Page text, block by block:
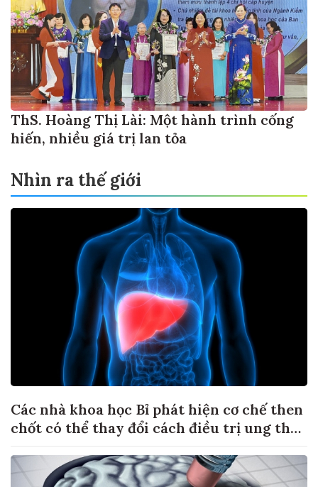
ThS. Hoàng Thị Lài: Một hành trình cống
hiến, nhiều giá trị lan tỏa
Nhìn ra thế giới
Các nhà khoa học Bỉ phát hiện cơ chế then
chốt có thể thay đổi cách điều trị ung thư